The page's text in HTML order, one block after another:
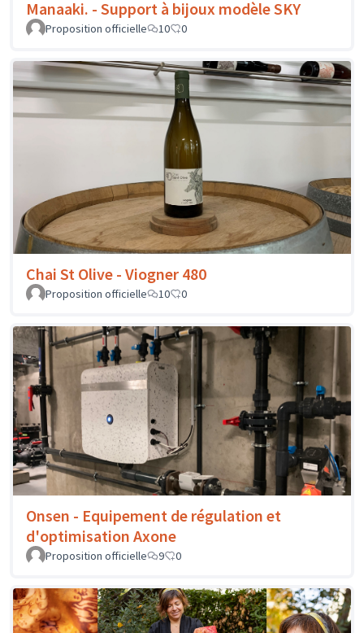
Manaaki. - Support à bijoux modèle SKY
Proposition officielle 10 0
Chai St Olive - Viogner 480
Proposition officielle 10 0
Onsen - Equipement de régulation et
d'optimisation Axone
Proposition officielle 9 0